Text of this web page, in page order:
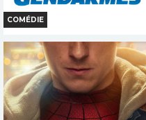
COMÉDIE
LES GENDARMES
Horaires et Infos
Bande-annonce